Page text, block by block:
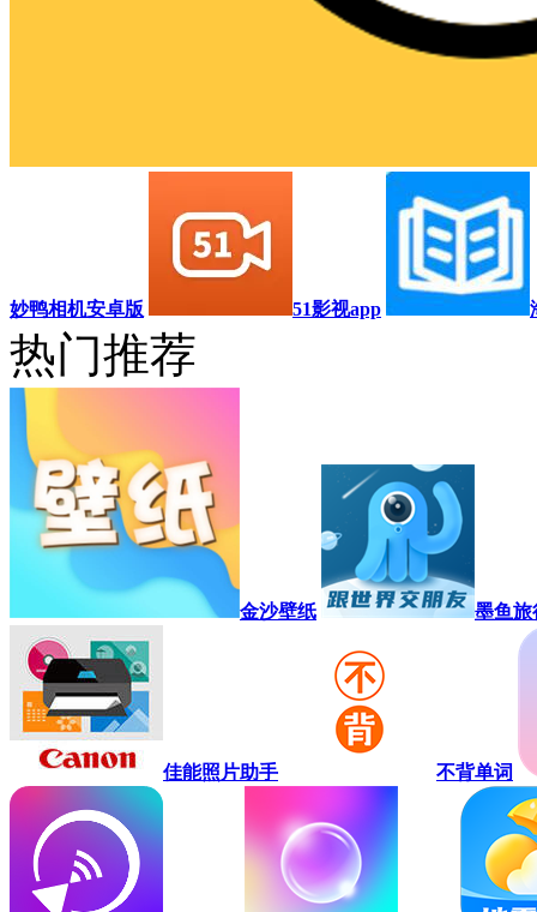
妙鸭相机安卓版 51影视app
热门推荐
金沙壁纸 墨鱼旅
佳能照片助手 不背单词